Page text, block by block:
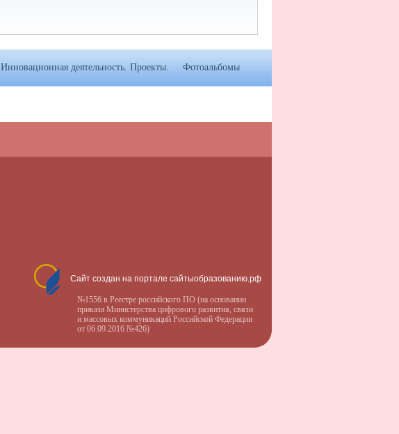
Инновационная деятельность. Проекты. Фотоальбомы
Сайт создан на портале сайтыобразованию.рф
№1556 в Реестре российского ПО (на основании
приказа Министерства цифрового развития, связи
и массовых коммуникаций Российской Федерации
от 06.09.2016 №426)